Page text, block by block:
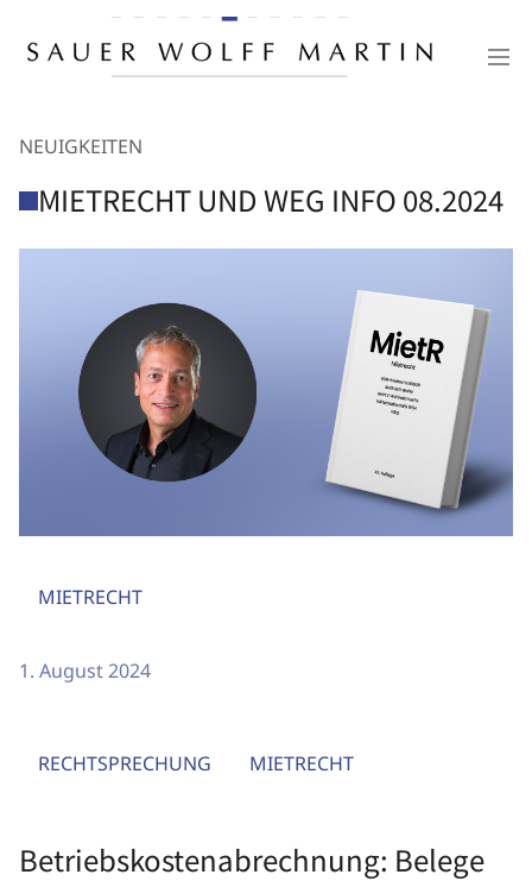
NEUIGKEITEN
MIETRECHT UND WEG INFO 08.2024
MIETRECHT
1. August 2024
RECHTSPRECHUNG MIETRECHT
Betriebskostenabrechnung: Belege